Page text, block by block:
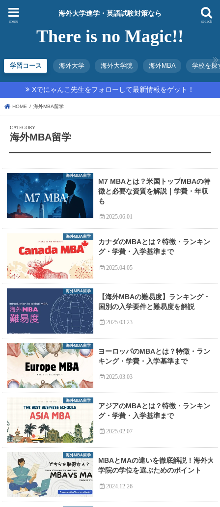
海外大学進学・英語試験対策なら
There is no Magic!!
search
menu
学習コース 海外大学 海外大学院 海外MBA 学校を探
Xでにゃんこ先生をフォローして最新情報をゲット！
HOME 海外MBA留学
海外MBA留学
海外MBA留学
M7 MBAとは？米国トップMBAの特
徴と必要な資質を解説｜学費・年収
も
2025.06.01
海外MBA留学
カナダのMBAとは？特徴・ランキン
グ・学費・入学基準まで
2025.04.05
海外MBA留学
【海外MBAの難易度】ランキング・
国別の入学要件と難易度を解説
2025.03.23
海外MBA留学
ヨーロッパのMBAとは？特徴・ラン
キング・学費・入学基準まで
2025.03.03
海外MBA留学
アジアのMBAとは？特徴・ランキン
グ・学費・入学基準まで
2025.02.07
海外MBA留学
MBAとMAの違いを徹底解説！海外大
学院の学位を選ぶためのポイント
2024.12.26